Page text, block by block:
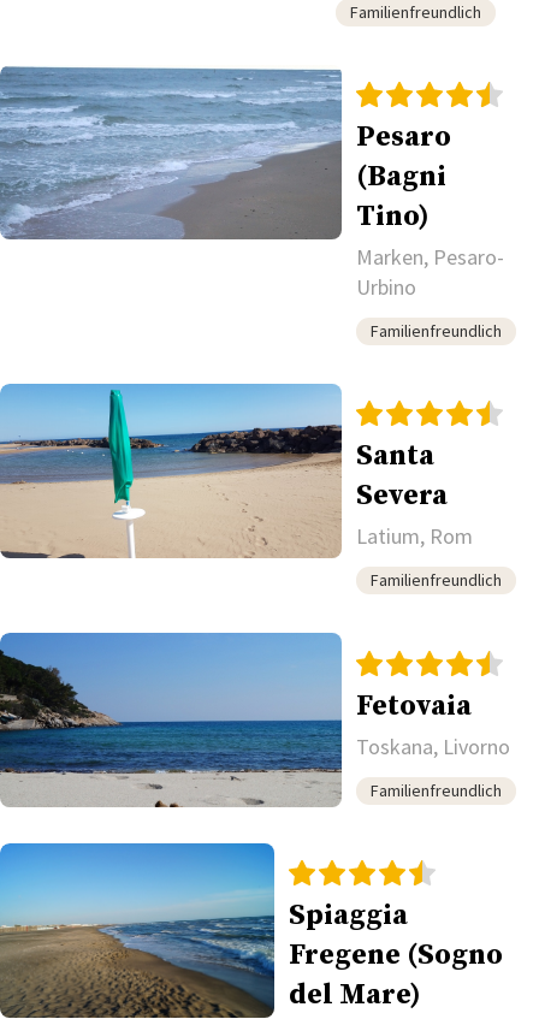
Familienfreundlich
Pesaro
(Bagni
Tino)
Marken, Pesaro-
Urbino
Familienfreundlich
Santa
Severa
Latium, Rom
Familienfreundlich
Fetovaia
Toskana, Livorno
Familienfreundlich
Spiaggia
Fregene (Sogno
del Mare)